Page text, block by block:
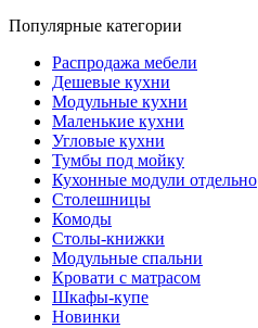
Популярные категории
Распродажа мебели
Дешевые кухни
Модульные кухни
Маленькие кухни
Угловые кухни
Тумбы под мойку
Кухонные модули отдельно
Столешницы
Комоды
Столы-книжки
Модульные спальни
Кровати с матрасом
Шкафы-купе
Новинки